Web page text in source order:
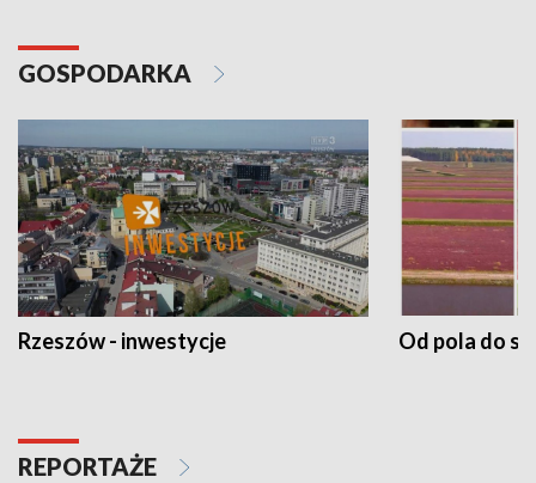
GOSPODARKA
Rzeszów - inwestycje Od pola do
REPORTAŻE